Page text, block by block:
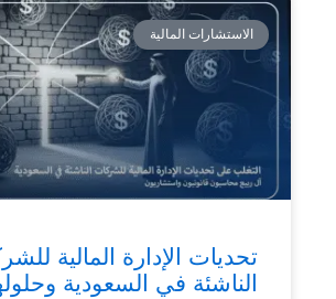
الاستشارات المالية
تحديات الإدارة المالية
الناشئة في السعودية